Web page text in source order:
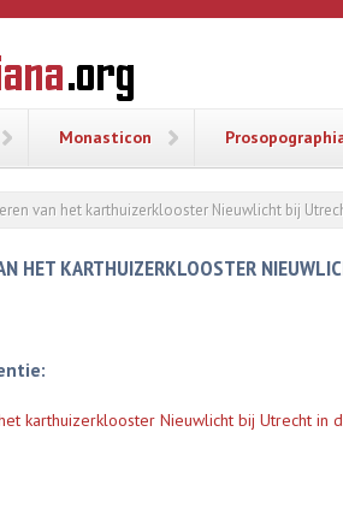
Monasticon
van het karthuizerklooster Nieuwlicht bij
HET KARTHUIZERKLOOSTER
karthuizerklooster Nieuwlicht bij Utrecht in